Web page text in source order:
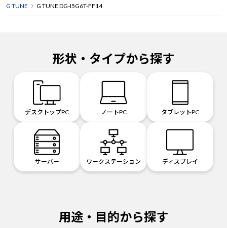
G TUNE
G TUNE DG-I5G6T-FF14
形状・タイプから探す
デスクトップPC ノートPC タブレットPC
サーバー ワークステーション ディスプレイ
用途・目的から探す